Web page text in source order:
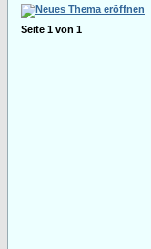
Seite 1 von 1